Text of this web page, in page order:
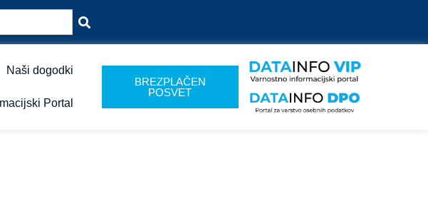
Naši dogodki
Portal
BREZPLAČEN
POSVET